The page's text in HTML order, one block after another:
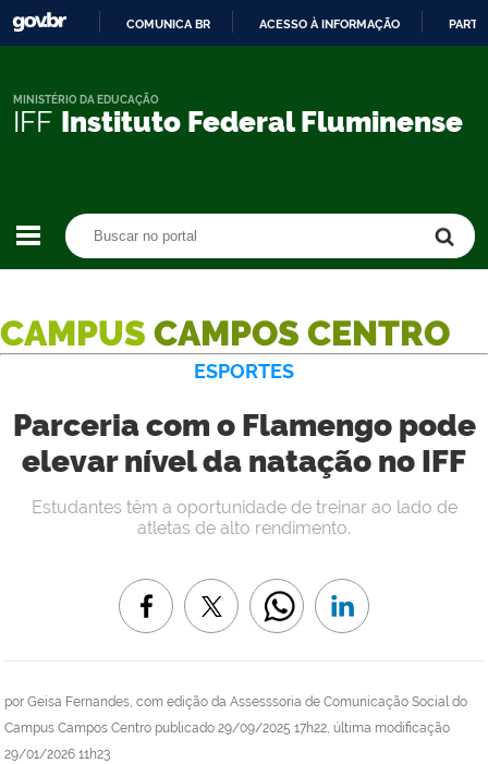
CONTEÚDO
COMUNICA BR ACESSO À INFORMAÇÃO
IFF Instituto Federal Fluminense
MINISTÉRIO DA EDUCAÇÃO
CAMPUS CAMPOS CENTRO
ESPORTES
Parceria com o Flamengo pode
elevar nível da natação no IFF
por Geisa Fernandes, com edição da Assesssoria de Comunicação Social do
Campus Campos Centro publicado 29/09/2025 17h22, última modificação
29/01/2026 11h23
Estudantes têm a oportunidade de treinar ao lado de
atletas de alto rendimento.